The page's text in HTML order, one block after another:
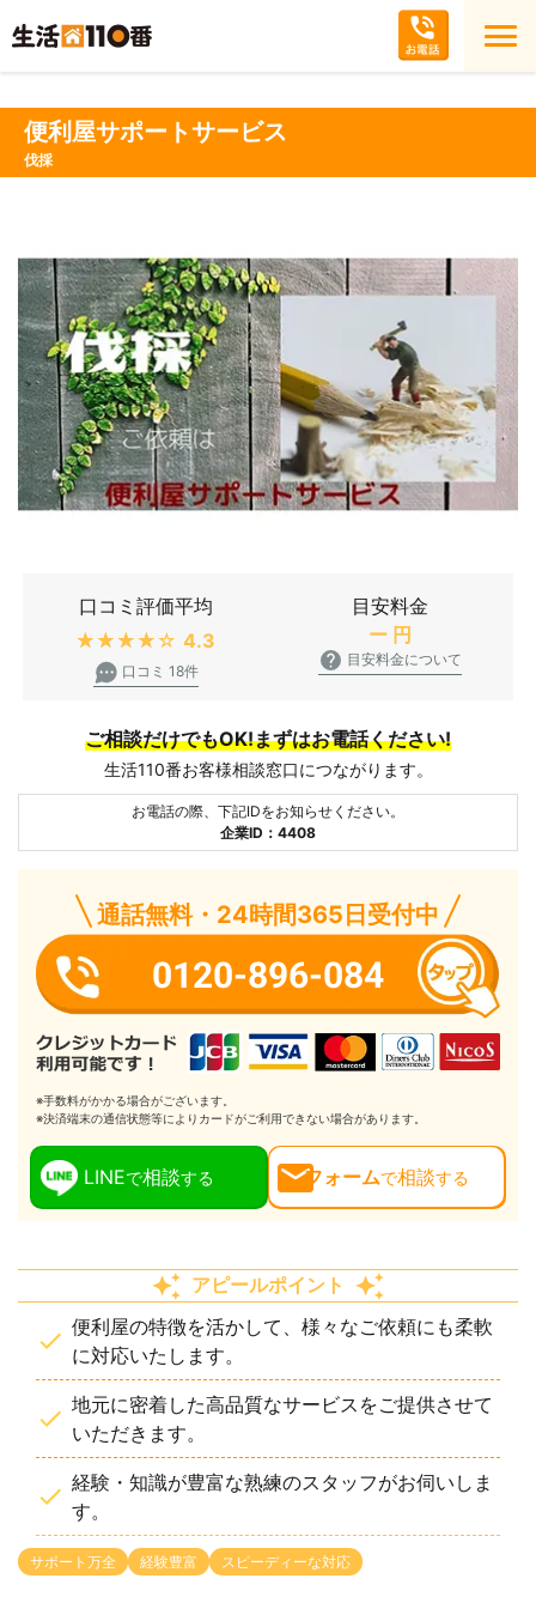
便利屋サポートサービス
伐採
口コミ評価平均
★★★★★ 4.3
口コミ 18件
目安料金
ー 円
目安料金について
ご相談だけでもOK!まずはお電話ください!
生活110番お客様相談窓口につながります。
お電話の際、下記IDをお知らせください。
企業ID：4408
通話無料・24時間365日受付中
0120-896-084
※手数料がかかる場合がございます。
※決済端末の通信状態等によりカードがご利用できない場合があります。
LINEで相談する フォームで相談する
アピールポイント
便利屋の特徴を活かして、様々なご依頼にも柔軟
に対応いたします。
地元に密着した高品質なサービスをご提供させて
いただきます。
経験・知識が豊富な熟練のスタッフがお伺いしま
す。
サポート万全 経験豊富 スピーディーな対応